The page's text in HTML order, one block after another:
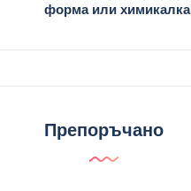
форма или химикалка
Препоръчано